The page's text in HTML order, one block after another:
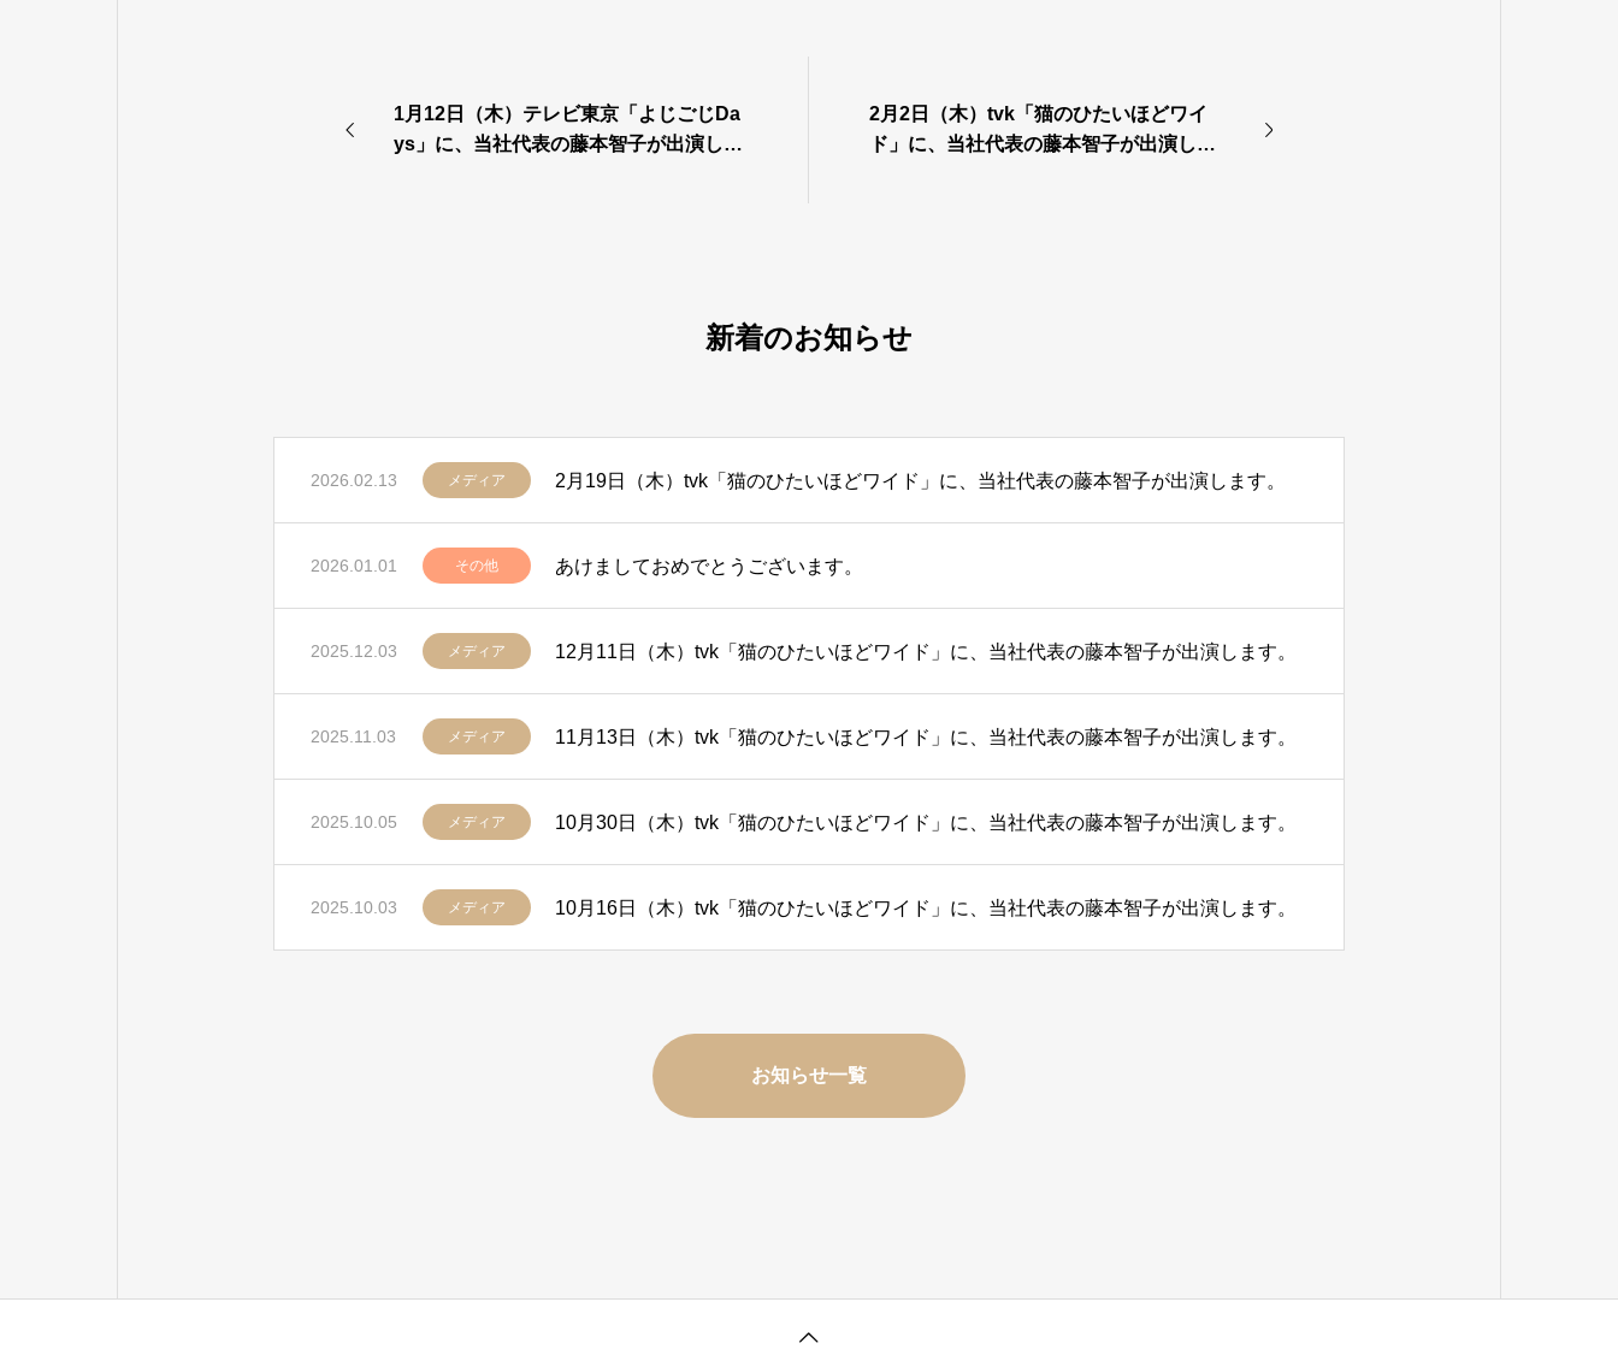
1月12日（木）テレビ東京「よじごじDa
ys」に、当社代表の藤本智子が出演しま
2月2日（木）tvk「猫のひたいほどワイ
ド」に、当社代表の藤本智子が出演しま
新着のお知らせ
2026.02.13 メディア 2月19日（木）tvk「猫のひたいほどワイド」に、当社代表の藤本智子が出演します。
2026.01.01 その他 あけましておめでとうございます。
2025.12.03 メディア 12月11日（木）tvk「猫のひたいほどワイド」に、当社代表の藤本智子が出演します。
2025.11.03 メディア 11月13日（木）tvk「猫のひたいほどワイド」に、当社代表の藤本智子が出演します。
2025.10.05 メディア 10月30日（木）tvk「猫のひたいほどワイド」に、当社代表の藤本智子が出演します。
2025.10.03 メディア 10月16日（木）tvk「猫のひたいほどワイド」に、当社代表の藤本智子が出演します。
お知らせ一覧